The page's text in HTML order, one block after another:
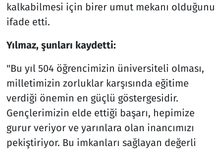
kalkabilmesi için birer umut mekanı olduğunu
ifade etti.
Yılmaz, şunları kaydetti:
"Bu yıl 504 öğrencimizin üniversiteli olması,
milletimizin zorluklar karşısında eğitime
verdiği önemin en güçlü göstergesidir.
Gençlerimizin elde ettiği başarı, hepimize
gurur veriyor ve yarınlara olan inancımızı
pekiştiriyor. Bu imkanları sağlayan değerli